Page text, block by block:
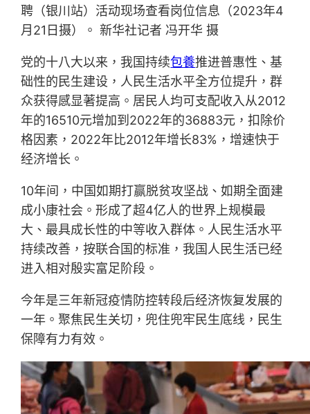
聘（银川站）活动现场查看岗位信息（2023年4
月21日摄）。 新华社记者 冯开华 摄
党的十八大以来，我国持续包養推进普惠性、基
础性的民生建设，人民生活水平全方位提升，群
众获得感显著提高。居民人均可支配收入从2012
年的16510元增加到2022年的36883元，扣除价
格因素，2022年比2012年增长83%，增速快于
经济增长。
10年间，中国如期打赢脱贫攻坚战、如期全面建
成小康社会。形成了超4亿人的世界上规模最
大、最具成长性的中等收入群体。人民生活水平
持续改善，按联合国的标准，我国人民生活已经
进入相对殷实富足阶段。
今年是三年新冠疫情防控转段后经济恢复发展的
一年。聚焦民生关切，兜住兜牢民生底线，民生
保障有力有效。